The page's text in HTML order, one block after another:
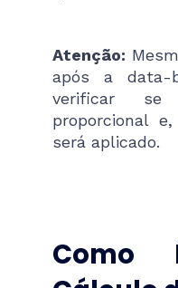
Atenção:
após a data-
verificar
proporcional
será aplicado.
Como